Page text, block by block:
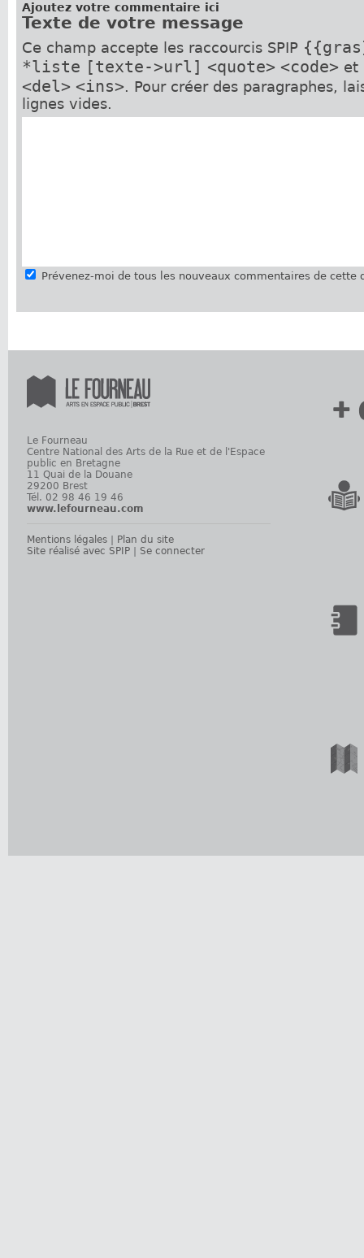
Ajoutez votre commentaire ici
Texte de votre message
Ce champ accepte les raccourcis SPIP
*liste [texte->url] <quote> <code>et
<del> <ins>. Pour créer des paragraphes,
lignes vides.
Prévenez-moi de tous les nouveaux commentaires de cette
Le Fourneau
Centre National des Arts de la Rue et de l'Espace
public en Bretagne
11 Quai de la Douane
29200 Brest
Tél. 02 98 46 19 46
www.lefourneau.com
Mentions légales
Plan du site
Site réalisé avec SPIP
Se connecter
+